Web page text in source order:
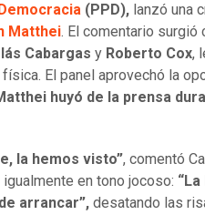
(PPD), lanzó una
Matthei. El comentario surgió
Cabargas y Roberto Cox,
El panel aprovechó la
huyó de la prensa
la hemos visto”, comentó
en tono jocoso:
arrancar”, desatando las